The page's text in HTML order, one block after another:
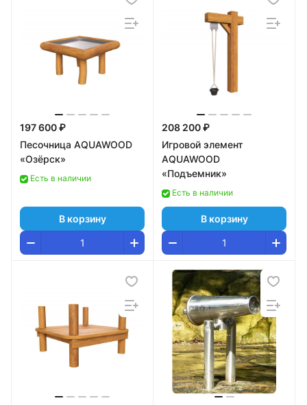
197 600 ₽
Песочница AQUAWOOD
«Озёрск»
Есть в наличии
В корзину
208 200 ₽
Игровой элемент
AQUAWOOD
«Подъемник»
Есть в наличии
В корзину